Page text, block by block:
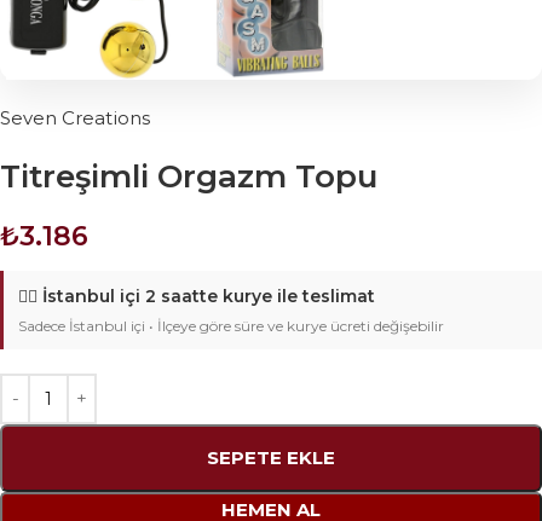
Seven Creations
Titreşimli Orgazm Topu
₺3.186
🚴‍♂️ İstanbul içi 2 saatte kurye ile teslimat
Sadece İstanbul içi • İlçeye göre süre ve kurye ücreti değişebilir
SEPETE EKLE
HEMEN AL